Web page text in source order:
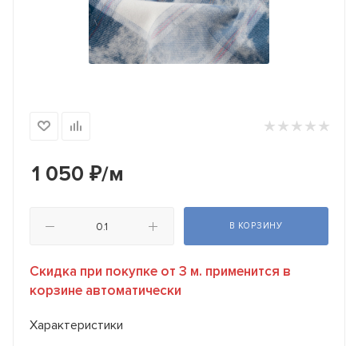
1 050 ₽/м
В КОРЗИНУ
Скидка при покупке от 3 м. применится в
корзине автоматически
Характеристики